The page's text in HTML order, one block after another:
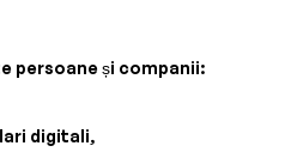
persoane și companii:
digitali,